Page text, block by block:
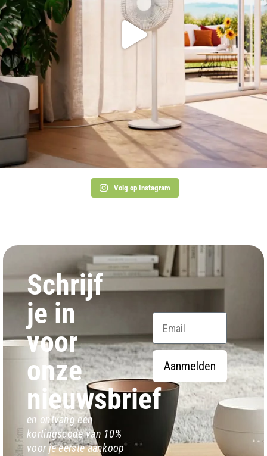
Volg op Instagram
Schrijf
je in
voor
onze
nieuwsbrief
en ontvang een
kortingscode van 10%
voor je eerste aankoop
Email
Aanmelden